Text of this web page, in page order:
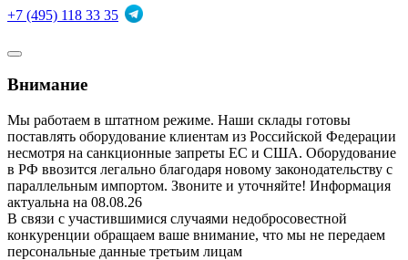
+7 (495) 118 33 35
Внимание
Мы работаем в штатном режиме. Наши склады готовы
поставлять оборудование клиентам из Российской Федерации
несмотря на санкционные запреты ЕС и США. Оборудование
в РФ ввозится легально благодаря новому законодательству с
параллельным импортом. Звоните и уточняйте! Информация
актуальна на 08.08.26
В связи с участившимися случаями недобросовестной
конкуренции обращаем ваше внимание, что мы не передаем
персональные данные третьим лицам